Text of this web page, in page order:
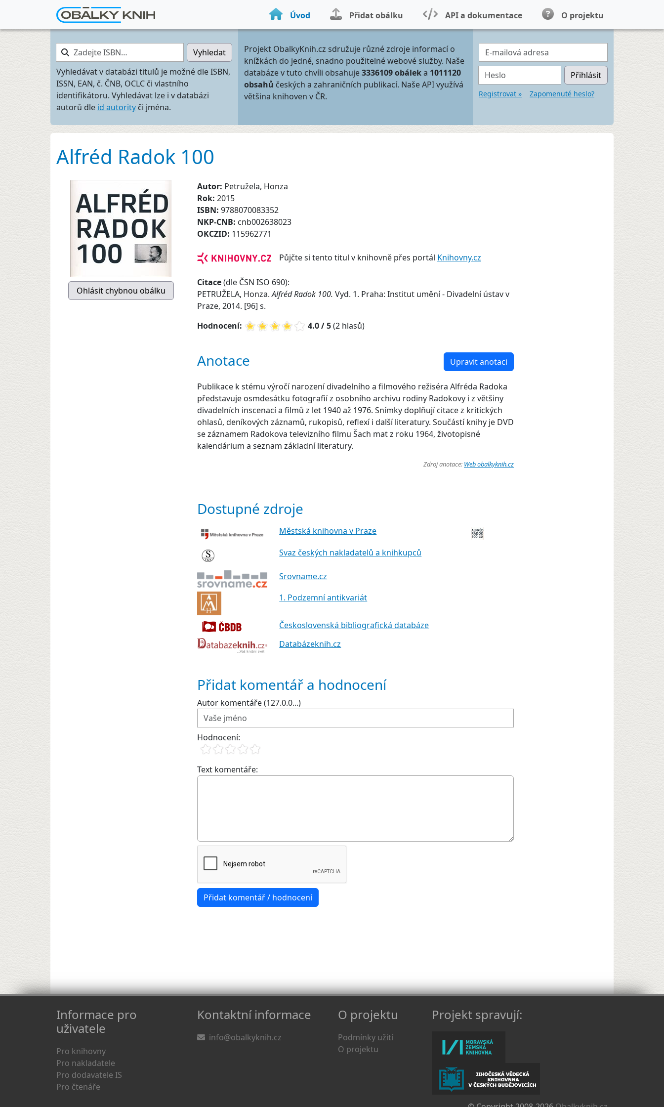
Úvod Přidat obálku API a dokumentace O projektu
Zadejte ISBN…
Vyhledat
Vyhledávat v databázi titulů je možné dle ISBN,
ISSN, EAN, č. ČNB, OCLC či vlastního
identifikátoru. Vyhledávat lze i v databázi
autorů dle id autority či jména.
Projekt ObalkyKnih.cz sdružuje různé zdroje informací o
knížkách do jedné, snadno použitelné webové služby. Naše
databáze v tuto chvíli obsahuje3336109 obáleka 1011120
obsahů českých a zahraničních publikací. Naše API využívá
většina knihoven v ČR.
E-mailová adresa
Heslo Přihlásit
Registrovat » Zapomenuté heslo?
Alfréd Radok 100
Autor: Petružela, Honza
Rok: 2015
ISBN: 9788070083352
NKP-CNB: cnb002638023
OKCZID: 115962771
Půjčte si tento titul v knihovně přes portál Knihovny.cz
Citace(dle ČSN ISO 690):
PETRUŽELA, Honza.Alfréd Radok 100. Vyd. 1. Praha: Institut umění - Divadelní ústav v
Praze, 2014. [96] s.
Hodnocení:
4.0 / 5(2 hlasů)
Anotace Upravit anotaci
Publikace k stému výročí narození divadelního a filmového režiséra Alfréda Radoka
představuje osmdesátku fotografií z osobního archivu rodiny Radokovy i z většiny
divadelních inscenací a filmů z let 1940 až 1976. Snímky doplňují citace z kritických
ohlasů, deníkových záznamů, rukopisů, reflexí i další literatury. Součástí knihy je DVD
se záznamem Radokova televizního filmu Šach mat z roku 1964, životopisné
kalendárium a seznam základní literatury.
Zdroj anotace: Web obalkyknih.cz
Dostupné zdroje
Městská knihovna v Praze
Svaz českých nakladatelů a knihkupců
Srovname.cz
1. Podzemní antikvariát
Československá bibliografická databáze
Databázeknih.cz
Přidat komentář a hodnocení
Autor komentáře (127.0.0...)
Hodnocení:
Text komentáře:
Informace pro
uživatele
Pro knihovny
Pro nakladatele
Pro dodavatele IS
Pro čtenáře
Kontaktní informace
info@obalkyknih.cz
O projektu
Podmínky užití
O projektu
Projekt spravují: